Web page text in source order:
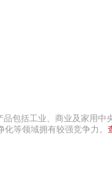
包括工业、商业及家用中
等领域拥有较强竞争力。